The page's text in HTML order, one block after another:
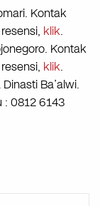
Kontak
klik.
Kontak
klik.
Ba’alwi.
0812 6143